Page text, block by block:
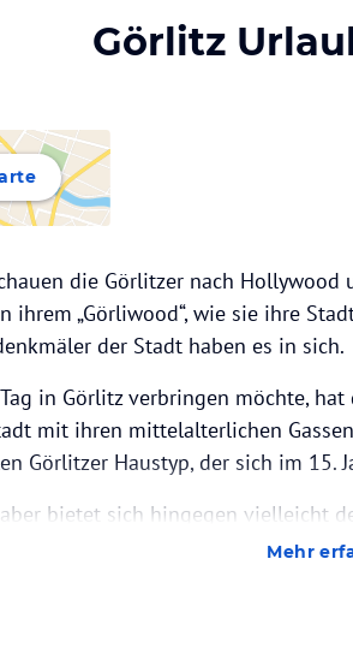
Görlitz
die Görlitzer nach
ihrem „Görliwood“, wie sie ihre
der Stadt haben es in sich.
in Görlitz verbringen möchte,
mit ihren mittelalterlichen
Görlitzer Haustyp, der sich im
bietet sich hingegen vielleicht
Heiligen Grabes von Jerusalem,
Mehr